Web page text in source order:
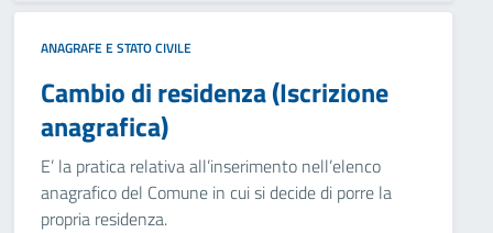
ANAGRAFE E STATO CIVILE
Cambio di residenza (Iscrizione
anagrafica)
E’ la pratica relativa all’inserimento nell’elenco
anagrafico del Comune in cui si decide di porre la
propria residenza.